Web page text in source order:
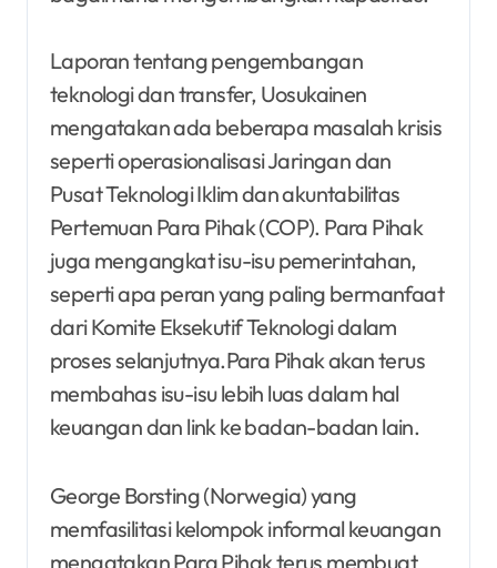
Laporan tentang pengembangan
teknologi dan transfer, Uosukainen
mengatakan ada beberapa masalah krisis
seperti operasionalisasi Jaringan dan
Pusat Teknologi Iklim dan akuntabilitas
Pertemuan Para Pihak (COP). Para Pihak
juga mengangkat isu-isu pemerintahan,
seperti apa peran yang paling bermanfaat
dari Komite Eksekutif Teknologi dalam
proses selanjutnya.Para Pihak akan terus
membahas isu-isu lebih luas dalam hal
keuangan dan link ke badan-badan lain.
George Borsting (Norwegia) yang
memfasilitasi kelompok informal keuangan
mengatakan Para Pihak terus membuat